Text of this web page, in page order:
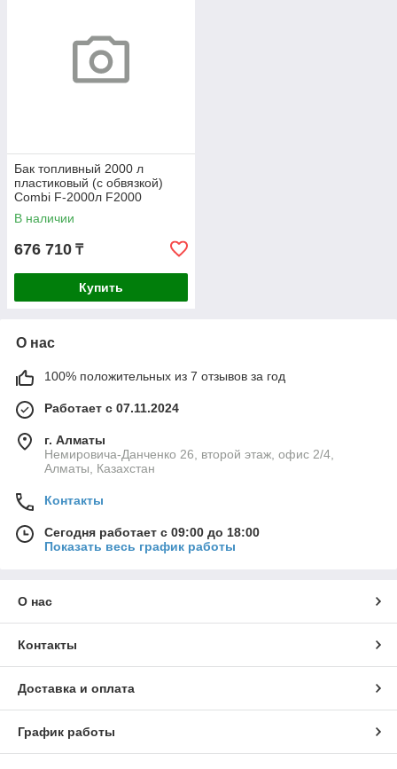
Бак топливный 2000 л
пластиковый (с обвязкой)
Combi F-2000л F2000
В наличии
676 710 ₸
Купить
О нас
100% положительных из 7 отзывов за год
Работает с 07.11.2024
г. Алматы
Немировича-Данченко 26, второй этаж, офис 2/4,
Алматы, Казахстан
Контакты
Сегодня работает с 09:00 до 18:00
Показать весь график работы
О нас
Контакты
Доставка и оплата
График работы